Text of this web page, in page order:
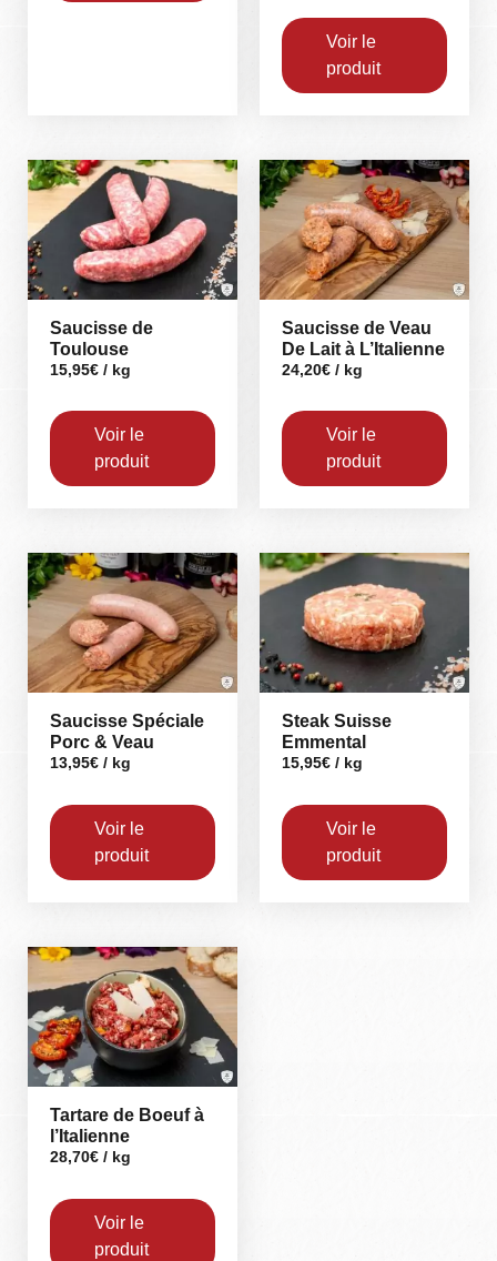
Voir le
produit
Saucisse de
Toulouse
15,95€ / kg
Voir le
produit
Saucisse de Veau
De Lait à L’Italienne
24,20€ / kg
Voir le
produit
Saucisse Spéciale
Porc & Veau
13,95€ / kg
Voir le
produit
Steak Suisse
Emmental
15,95€ / kg
Voir le
produit
Tartare de Boeuf à
l’Italienne
28,70€ / kg
Voir le
produit